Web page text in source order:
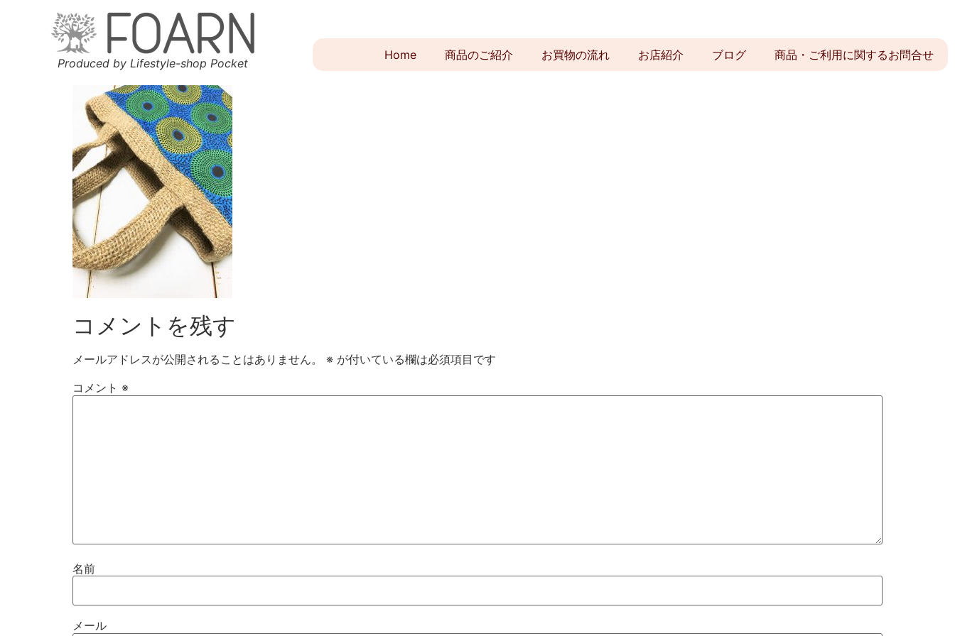
Produced by Lifestyle-shop Pocket
Home 商品のご紹介 お買物の流れ お店紹介 ブログ 商品・ご利用に関するお問合せ
コメントを残す
メールアドレスが公開されることはありません。 ※ が付いている欄は必須項目です
コメント ※
名前
メール